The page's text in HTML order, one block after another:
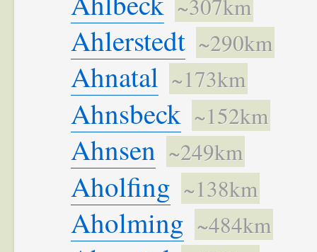
~307km
Ahlerstedt ~290km
Ahnatal ~173km
Ahnsbeck ~152km
Ahnsen ~249km
Aholfing ~138km
Aholming ~484km